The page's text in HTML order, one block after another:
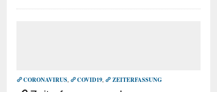
CORONAVIRUS, COVID19, ZEITERFASSUNG